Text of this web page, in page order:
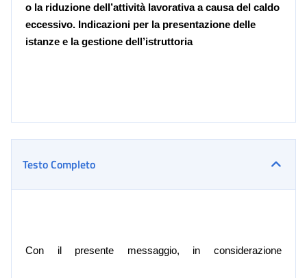
o la riduzione dell’attività lavorativa a causa del caldo
eccessivo. Indicazioni per la presentazione delle
istanze e la gestione dell’istruttoria
Testo Completo
Con il presente messaggio, in considerazione